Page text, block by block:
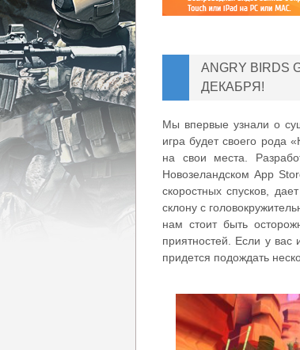
ANGRY
ДЕКАБРЯ!
Мы впервые узнали о
игра будет своего рода
на свои места.
Новозеландском App
скоростных спусков,
склону с
нам стоит быть
приятностей. Если у вас
придется подождать